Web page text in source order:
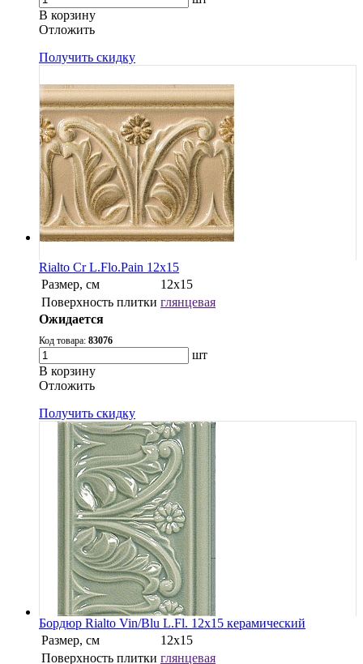
В корзину
Oтложить
Получить скидку
Rialto Cr L.Flo.Pain 12x15
Размер, см
12x15
Поверхность плитки глянцевая
Ожидается
Код товара: 83076
шт
В корзину
Oтложить
Получить скидку
Бордюр Rialto Vin/Blu L.Fl. 12x15 керамический
Размер, см
12x15
Поверхность плитки глянцевая